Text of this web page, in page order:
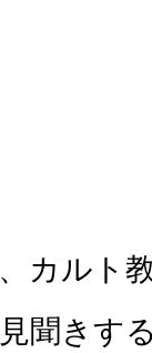
カルト
聞きす